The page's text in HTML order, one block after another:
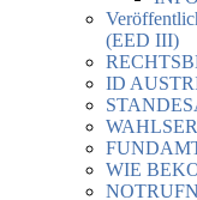
(EED III)
ID
WIE